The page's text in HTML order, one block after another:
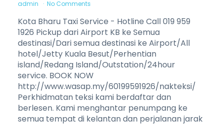
admin No Comments
Kota Bharu Taxi Service - Hotline Call 019 959
1926 Pickup dari Airport KB ke Semua
destinasi/Dari semua destinasi ke Airport/All
hotel/Jetty Kuala Besut/Perhentian
island/Redang Island/Outstation/24hour
service. BOOK NOW
http://www.wasap.my/60199591926/nakteksi/
Perkhidmatan teksi kami berdaftar dan
berlesen. Kami menghantar penumpang ke
semua tempat di kelantan dan perjalanan jarak